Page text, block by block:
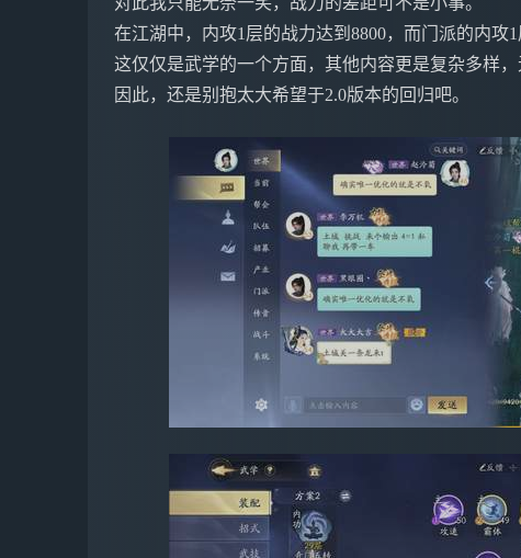
在江湖中，内攻1层的战力达到8800，而门派的内攻
这仅仅是武学的一个方面，其他内容更是复杂多样，
因此，还是别抱太大希望于2.0版本的回归吧。